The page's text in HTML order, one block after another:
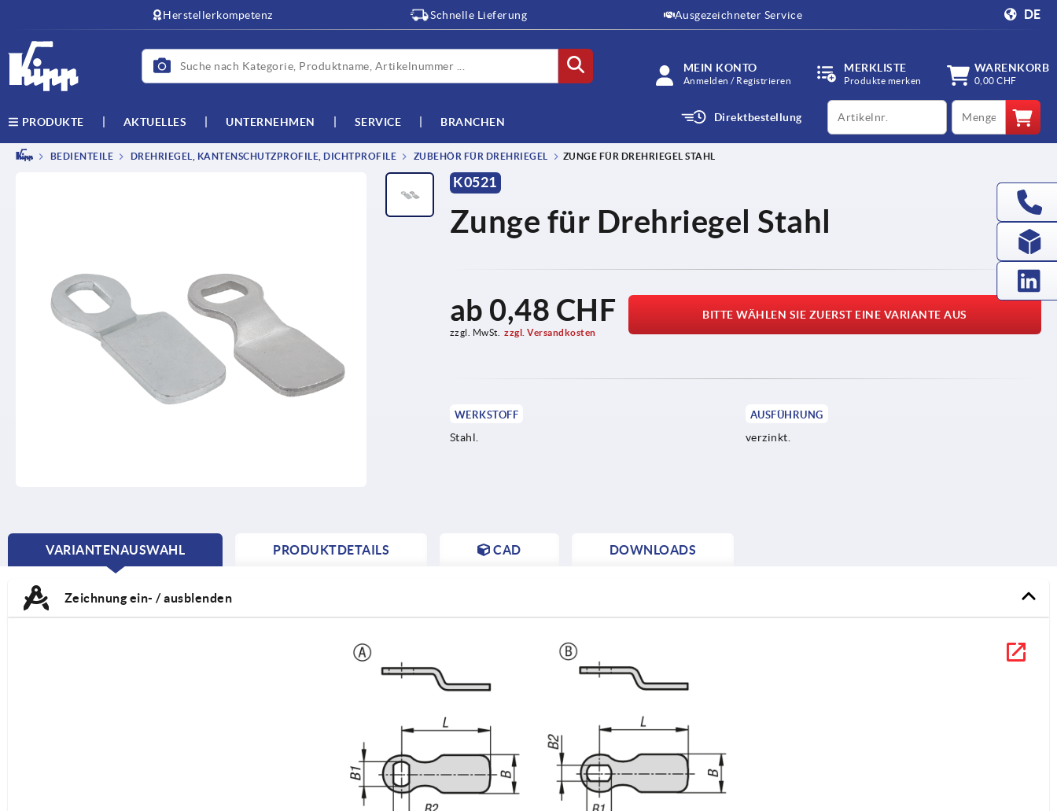
Herstellerkompetenz Schnelle Lieferung Ausgezeichneter Service DE
MEIN KONTO
Anmelden / Registrieren
MERKLISTE
Produkte merken
WARENKORB
0,00 CHF
PRODUKTE AKTUELLES UNTERNEHMEN SERVICE BRANCHEN Direktbestellung
productCode qty
BEDIENTEILE DREHRIEGEL, KANTENSCHUTZPROFILE, DICHTPROFILE ZUBEHÖR FÜR DREHRIEGEL ZUNGE FÜR DREHRIEGEL STAHL
K0521
Zunge für Drehriegel Stahl
ab 0,48 CHF
zzgl. MwSt. zzgl. Versandkosten
BITTE WÄHLEN SIE ZUERST EINE VARIANTE AUS
WERKSTOFF
Stahl.
AUSFÜHRUNG
verzinkt.
VARIANTENAUSWAHL
CURRENT
PRODUKTDETAILS CAD DOWNLOADS
Zeichnung ein- / ausblenden